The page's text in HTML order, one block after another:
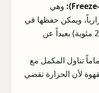
وهي
ويمكن حفظها في
حرارة الغرفة (أقل من 25 مئوية) بعيداً عن
تناول المكمل مع
لأن الحرارة تقضي